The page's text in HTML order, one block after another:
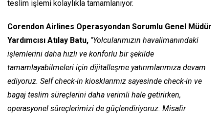
teslim işlemi kolaylıkla tamamlanıyor.
Corendon Airlines Operasyondan Sorumlu Genel Müdür
Yardımcısı Atılay Batu, "Yolcularımızın havalimanındaki
işlemlerini daha hızlı ve konforlu bir şekilde
tamamlayabilmeleri için dijitalleşme yatırımlarımıza devam
ediyoruz. Self check-in kiosklarımız sayesinde check-in ve
bagaj teslim süreçlerini daha verimli hale getirirken,
operasyonel süreçlerimizi de güçlendiriyoruz. Misafir